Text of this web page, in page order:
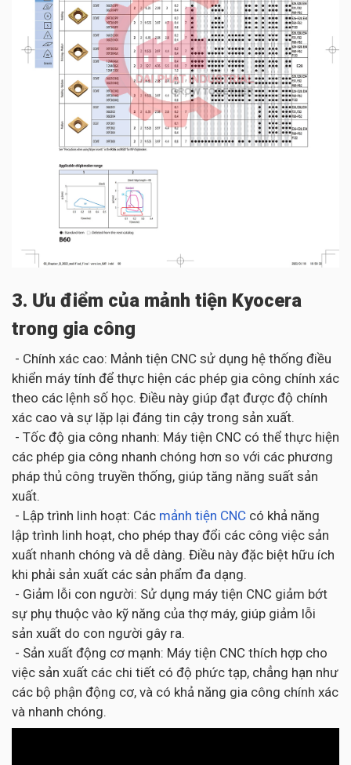
3. Ưu điểm của mảnh tiện Kyocera
trong gia công
- Chính xác cao: Mảnh tiện CNC sử dụng hệ thống điều
khiển máy tính để thực hiện các phép gia công chính xác
theo các lệnh số học. Điều này giúp đạt được độ chính
xác cao và sự lặp lại đáng tin cậy trong sản xuất.
- Tốc độ gia công nhanh: Máy tiện CNC có thể thực hiện
các phép gia công nhanh chóng hơn so với các phương
pháp thủ công truyền thống, giúp tăng năng suất sản
xuất.
- Lập trình linh hoạt: Các mảnh tiện CNC có khả năng
lập trình linh hoạt, cho phép thay đổi các công việc sản
xuất nhanh chóng và dễ dàng. Điều này đặc biệt hữu ích
khi phải sản xuất các sản phẩm đa dạng.
- Giảm lỗi con người: Sử dụng máy tiện CNC giảm bớt
sự phụ thuộc vào kỹ năng của thợ máy, giúp giảm lỗi
sản xuất do con người gây ra.
- Sản xuất động cơ mạnh: Máy tiện CNC thích hợp cho
việc sản xuất các chi tiết có độ phức tạp, chẳng hạn như
các bộ phận động cơ, và có khả năng gia công chính xác
và nhanh chóng.